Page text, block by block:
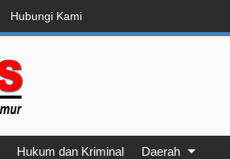
Hubungi Kami
Hukum dan Kriminal Daerah